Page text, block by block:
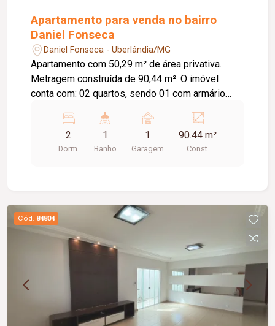
Apartamento para venda no bairro
Daniel Fonseca
Daniel Fonseca - Uberlândia/MG
Apartamento com 50,29 m² de área privativa.
Metragem construída de 90,44 m². O imóvel
conta com: 02 quartos, sendo 01 com armário
ambientes; Banheiro social com armário e box em
blindex; Cozinha com armário; Lavanderia; 01
vaga de garagem coberta; O condomínio oferece:
proporcionando conforto e praticidade para o dia
a dia.
2
Dorm.
1
Banho
1
Garagem
90.44 m²
Const.
Cód. 84804